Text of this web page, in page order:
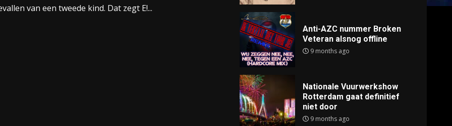
van een tweede kind. Dat zegt E!...
Anti-AZC nummer Broken
Veteran alsnog offline
9 months ago
Nationale Vuurwerkshow
Rotterdam gaat definitief
niet door
9 months ago